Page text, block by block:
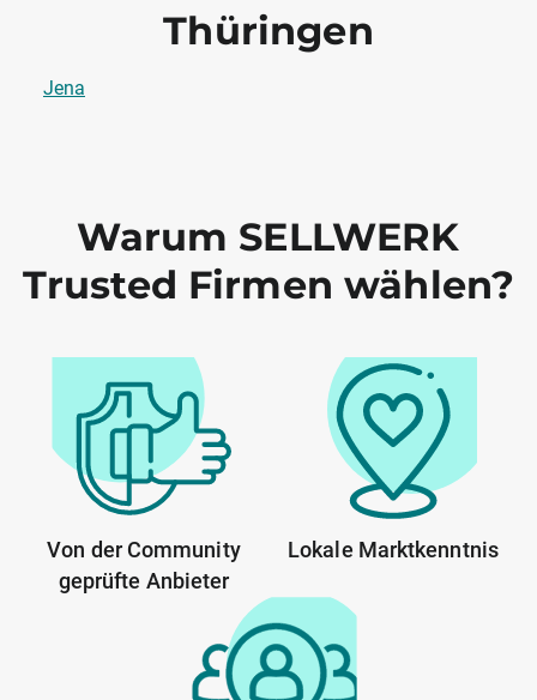
Thüringen
Jena
Warum SELLWERK
Trusted Firmen wählen?
Von der Community
geprüfte Anbieter
Lokale Marktkenntnis